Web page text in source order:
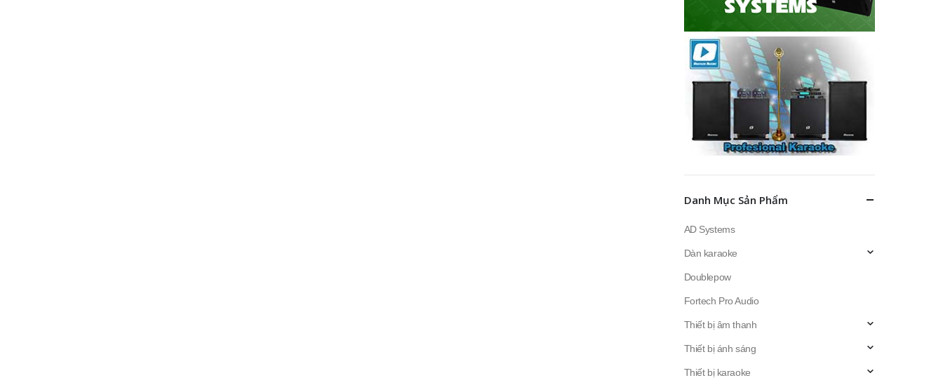
Danh Mục Sản Phẩm
AD Systems
Dàn karaoke
Doublepow
Fortech Pro Audio
Thiết bị âm thanh
Thiết bị ánh sáng
Thiết bị karaoke